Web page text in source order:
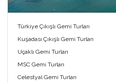
Türkiye Çıkışlı Gemi Turları
Kuşadası Çıkışlı Gemi Turları
Uçaklı Gemi Turları
MSC Gemi Turları
Celestyal Gemi Turları